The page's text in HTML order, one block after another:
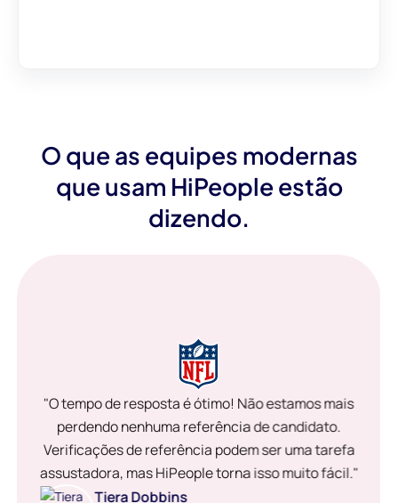
O que as equipes modernas
que usam HiPeople estão
dizendo.
"O tempo de resposta é ótimo! Não estamos mais
perdendo nenhuma referência de candidato.
Verificações de referência podem ser uma tarefa
assustadora, mas HiPeople torna isso muito fácil."
Tiera Dobbins